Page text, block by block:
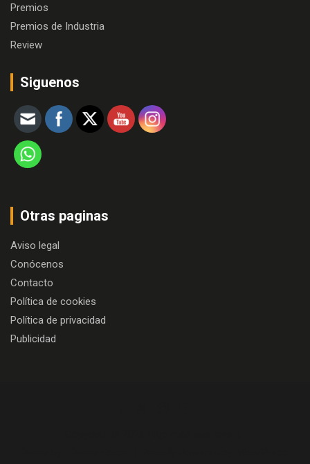
Premios
Premios de Industria
Review
Siguenos
Otras paginas
Aviso legal
Conócenos
Contacto
Política de cookies
Política de privacidad
Publicidad